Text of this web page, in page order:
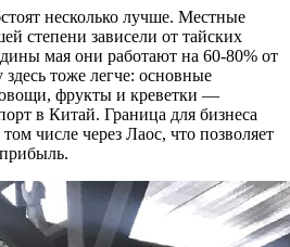
несколько лучше. Местные
степени зависели от тайских
мая они работают на 60-80% от
тоже легче: основные
фрукты и креветки —
в Китай. Граница для бизнеса
числе через Лаос, что позволяет